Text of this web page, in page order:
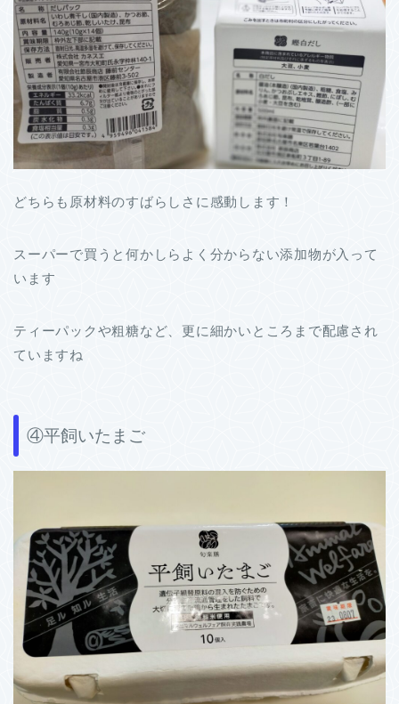
どちらも原材料のすばらしさに感動します！
スーパーで買うと何かしらよく分からない添加物が入って
います
ティーパックや粗糖など、更に細かいところまで配慮され
ていますね
④平飼いたまご